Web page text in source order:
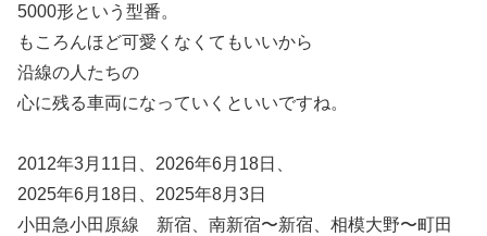
5000形という型番。
もころんほど可愛くなくてもいいから
沿線の人たちの
心に残る車両になっていくといいですね。
2012年3月11日、2026年6月18日、
2025年6月18日、2025年8月3日
小田急小田原線 新宿、南新宿〜新宿、相模大野〜町田